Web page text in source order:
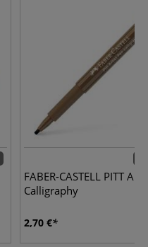
FABER-CASTELL PITT
Calligraphy
2,70 €